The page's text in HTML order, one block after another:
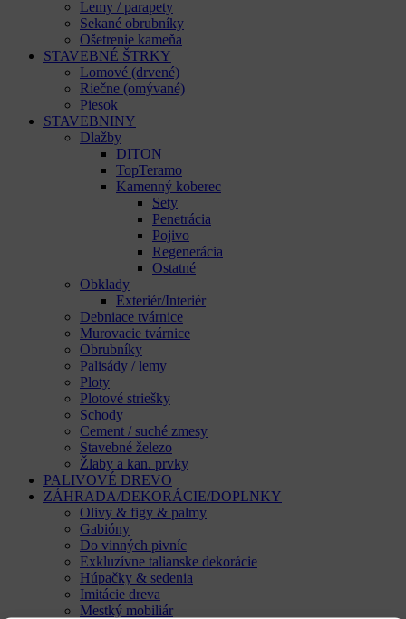
Lemy / parapety
Sekané obrubníky
Ošetrenie kameňa
STAVEBNÉ ŠTRKY
Lomové (drvené)
Riečne (omývané)
Piesok
STAVEBNINY
Dlažby
DITON
TopTeramo
Kamenný koberec
Sety
Penetrácia
Pojivo
Regenerácia
Ostatné
Obklady
Exteriér/Interiér
Debniace tvárnice
Murovacie tvárnice
Obrubníky
Palisády / lemy
Ploty
Plotové striešky
Schody
Cement / suché zmesy
Stavebné železo
Žlaby a kan. prvky
PALIVOVÉ DREVO
ZÁHRADA/DEKORÁCIE/DOPLNKY
Olivy & figy & palmy
Gabióny
Do vinných pivníc
Exkluzívne talianske dekorácie
Húpačky & sedenia
Imitácie dreva
Mestký mobiliár